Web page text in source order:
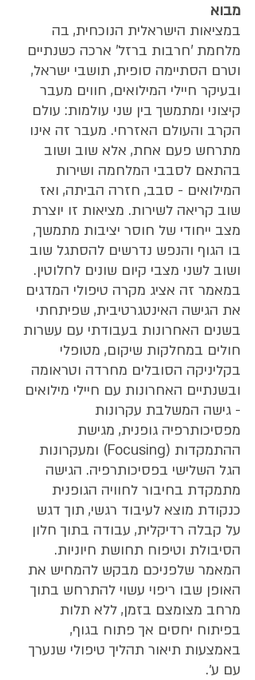
מבוא
במציאות הישראלית הנוכחית, בה
מלחמת 'חרבות ברזל' ארכה כשנתיים
וטרם הסתיימה סופית, תושבי ישראל,
ובעיקר חיילי המילואים, חווים מעבר
קיצוני ומתמשך בין שני עולמות: עולם
הקרב והעולם האזרחי. מעבר זה אינו
מתרחש פעם אחת, אלא שוב ושוב
בהתאם לסבבי המלחמה ושירות
המילואים - סבב, חזרה הביתה, ואז
שוב קריאה לשירות. מציאות זו יוצרת
מצב ייחודי של חוסר יציבות מתמשך,
בו הגוף והנפש נדרשים להסתגל שוב
ושוב לשני מצבי קיום שונים לחלוטין.
במאמר זה אציג מקרה טיפולי המדגים
את הגישה האינטגרטיבית, שפיתחתי
בשנים האחרונות בעבודתי עם עשרות
חולים במחלקות שיקום, מטופלי
בקליניקה הסובלים מחרדה וטראומה
ובשנתיים האחרונות עם חיילי מילואים
- גישה המשלבת עקרונות
מפסיכותרפיה גופנית, מגישת
ההתמקדות (Focusing) ומעקרונות
הגל השלישי בפסיכותרפיה. הגישה
מתמקדת בחיבור לחוויה הגופנית
כנקודת מוצא לעיבוד רגשי, תוך דגש
על קבלה רדיקלית, עבודה בתוך חלון
הסיבולת וטיפוח תחושת חיוניות.
המאמר שלפניכם מבקש להמחיש את
האופן שבו ריפוי עשוי להתרחש בתוך
מרחב מצומצם בזמן, ללא תלות
בפיתוח יחסים אך פתוח בגוף,
באמצעות תיאור תהליך טיפולי שנערך
עם ע׳.